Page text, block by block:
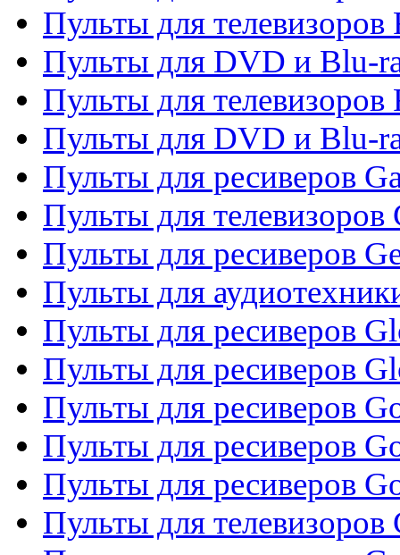
Пульты для телевизоров
Пульты для DVD и Blu-
Пульты для телевизоров
Пульты для DVD и Blu-
Пульты для ресиверов
Пульты для телевизоров
Пульты для ресиверов
Пульты для
Пульты для ресиверов
Пульты для ресиверов
Пульты для ресиверов
Пульты для ресиверов
Пульты для ресиверов
Пульты для телевизоров